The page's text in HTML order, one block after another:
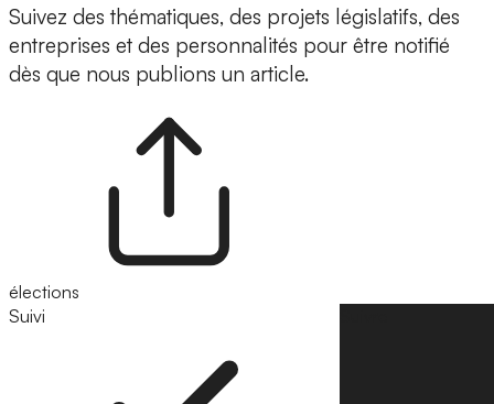
Suivez des thématiques, des projets législatifs, des
entreprises et des personnalités pour être notifié
dès que nous publions un article.
élections
Suivi